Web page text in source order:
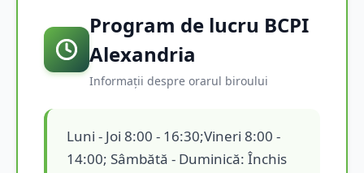
Program de lucru BCPI
Alexandria
Informații despre orarul biroului
Luni - Joi 8:00 - 16:30;Vineri 8:00 -
14:00; Sâmbătă - Duminică: Închis